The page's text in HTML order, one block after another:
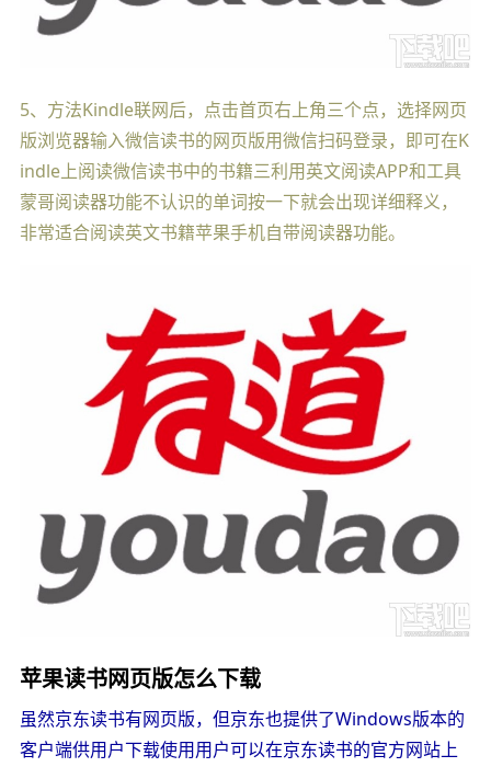
5、方法Kindle联网后，点击首页右上角三个点，选择网页
版浏览器输入微信读书的网页版用微信扫码登录，即可在K
indle上阅读微信读书中的书籍三利用英文阅读APP和工具
蒙哥阅读器功能不认识的单词按一下就会出现详细释义，
非常适合阅读英文书籍苹果手机自带阅读器功能。
苹果读书网页版怎么下载
虽然京东读书有网页版，但京东也提供了Windows版本的
客户端供用户下载使用用户可以在京东读书的官方网站上